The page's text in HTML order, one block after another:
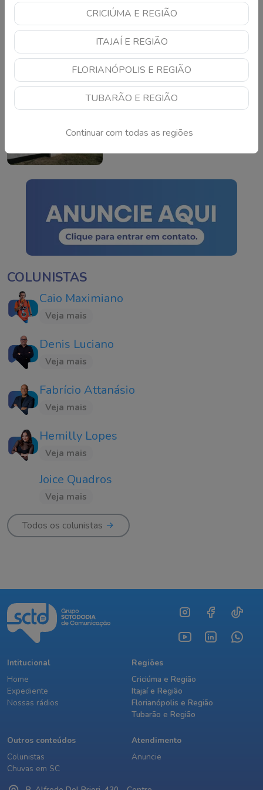
CRICIÚMA E REGIÃO
ITAJAÍ E REGIÃO
FLORIANÓPOLIS E REGIÃO
TUBARÃO E REGIÃO
Continuar com todas as regiões
Mega-Sena pode pagar
R$ 165 milhões neste
domingo; veja como
apostar
TSE cria conselho para
nas eleições de 2026
COLUNISTAS
Caio Maximiano
Veja mais
Denis Luciano
Veja mais
Fabrício Attanásio
Veja mais
Hemilly Lopes
Veja mais
Joice Quadros
Veja mais
Todos os colunistas
Intitucional
Home
Expediente
Nossas rádios
Regiões
Criciúma e Região
Itajaí e Região
Florianópolis e Região
Tubarão e Região
Outros conteúdos
Colunistas
Chuvas em SC
Atendimento
Anuncie